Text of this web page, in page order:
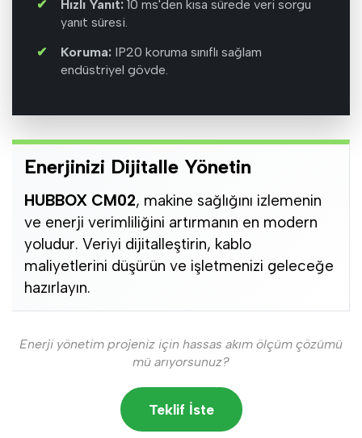
Hızlı Yanıt: 10 ms'den kısa sürede veri sorgu
yanıt süresi.
Koruma: IP20 koruma sınıflı sağlam
endüstriyel gövde.
Enerjinizi Dijitalle Yönetin
HUBBOX CM02, makine sağlığını izlemenin
ve enerji verimliliğini artırmanın en modern
yoludur. Veriyi dijitalleştirin, kablo
maliyetlerini düşürün ve işletmenizi geleceğe
hazırlayın.
Enerji yönetim projeniz için hassas akım ölçüm çözümü
mü arıyorsunuz?
Teklif İste